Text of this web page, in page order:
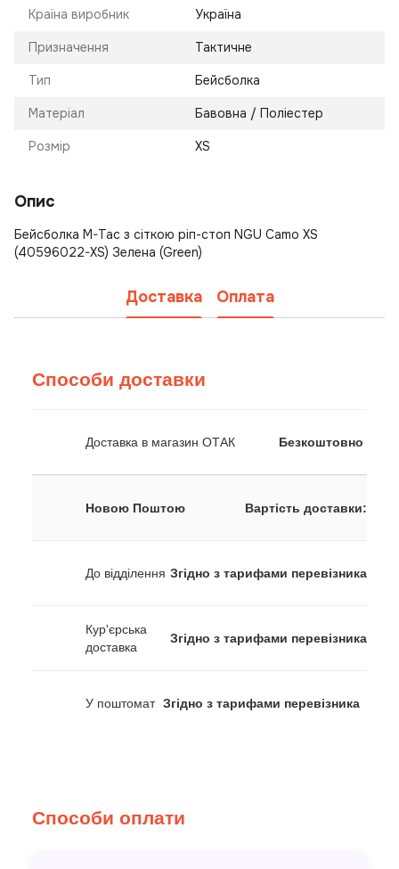
Країна виробник Україна
Призначення Тактичне
Тип Бейсболка
Матеріал Бавовна / Поліестер
Розмір XS
Опис
Бейсболка M-Tac з сіткою ріп-стоп NGU Camo XS
(40596022-XS) Зелена (Green)
Доставка Оплата
Способи доставки
Доставка в магазин ОТАК Безкоштовно
Новою Поштою Вартість доставки:
До відділення Згідно з тарифами перевізника
Кур'єрська
доставка
Згідно з тарифами перевізника
У поштомат Згідно з тарифами перевізника
Способи оплати